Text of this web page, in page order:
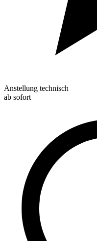
Anstellung technisch
ab sofort